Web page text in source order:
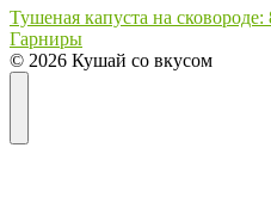
Тушеная капуста на
Гарниры
© 2026 Кушай со вкусом